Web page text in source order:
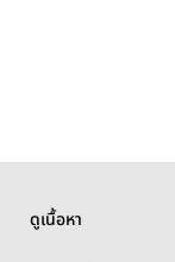
ดูเนื้อหา